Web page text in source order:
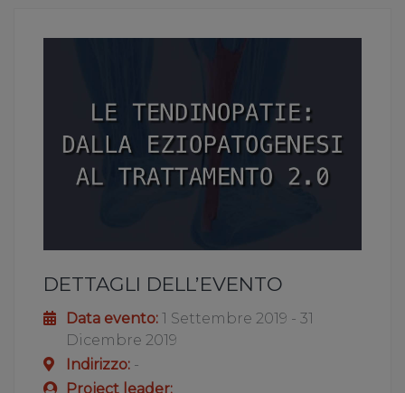
DETTAGLI DELL’EVENTO
Data evento: 1 Settembre 2019 - 31
Dicembre 2019
Indirizzo: -
Project leader: